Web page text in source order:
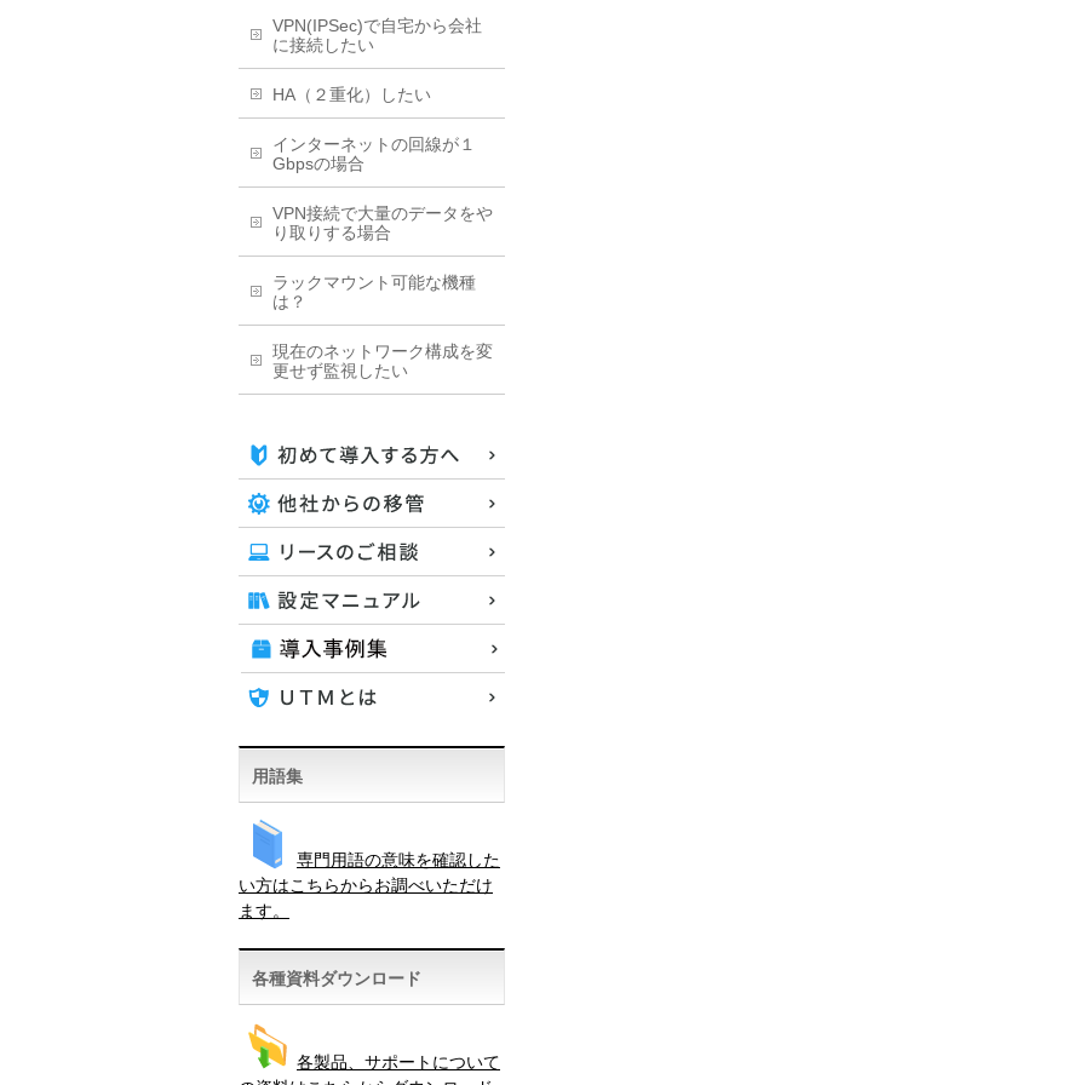
VPN(IPSec)で自宅から会社
に接続したい
HA（２重化）したい
インターネットの回線が１
Gbpsの場合
VPN接続で大量のデータをや
り取りする場合
ラックマウント可能な機種
は？
現在のネットワーク構成を変
更せず監視したい
用語集
専門用語の意味を確認した
い方はこちらからお調べいただけ
ます。
各種資料ダウンロード
各製品、サポートについて